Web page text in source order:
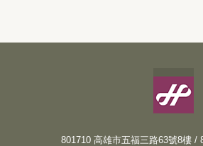
801710 高雄市五福三路63號8樓 /